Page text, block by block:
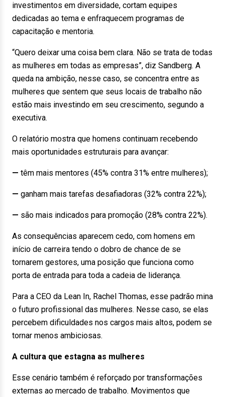
investimentos em diversidade, cortam equipes
dedicadas ao tema e enfraquecem programas de
capacitação e mentoria.
“Quero deixar uma coisa bem clara. Não se trata de todas
as mulheres em todas as empresas”, diz Sandberg. A
queda na ambição, nesse caso, se concentra entre as
mulheres que sentem que seus locais de trabalho não
estão mais investindo em seu crescimento, segundo a
executiva.
O relatório mostra que homens continuam recebendo
mais oportunidades estruturais para avançar:
— têm mais mentores (45% contra 31% entre mulheres);
— ganham mais tarefas desafiadoras (32% contra 22%);
— são mais indicados para promoção (28% contra 22%).
As consequências aparecem cedo, com homens em
início de carreira tendo o dobro de chance de se
tornarem gestores, uma posição que funciona como
porta de entrada para toda a cadeia de liderança.
Para a CEO da Lean In, Rachel Thomas, esse padrão mina
o futuro profissional das mulheres. Nesse caso, se elas
percebem dificuldades nos cargos mais altos, podem se
tornar menos ambiciosas.
A cultura que estagna as mulheres
Esse cenário também é reforçado por transformações
externas ao mercado de trabalho. Movimentos que